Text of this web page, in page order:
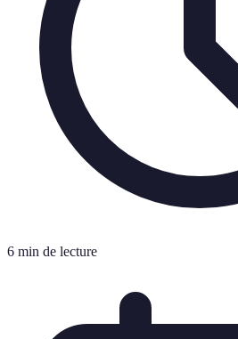
6 min de lecture